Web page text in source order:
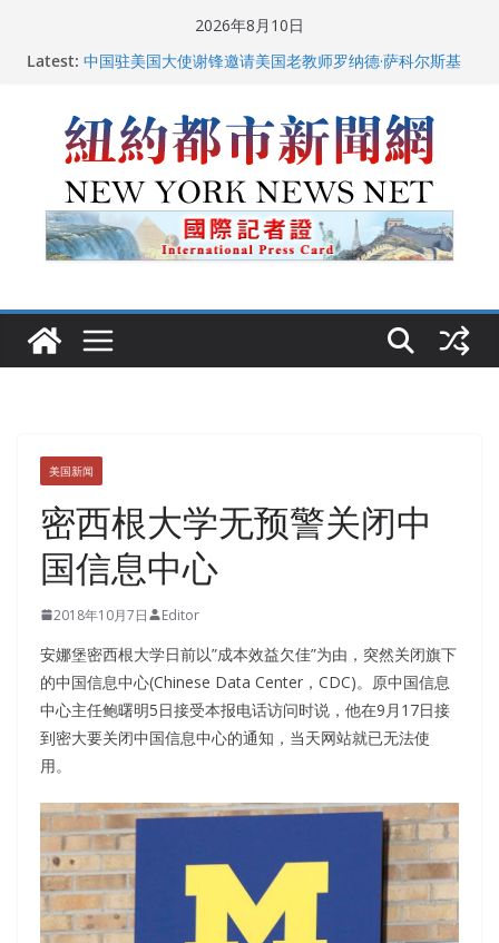
2026年8月10日
Latest: 中国驻美国大使谢锋邀请美国老教师罗纳德·萨科尔斯基
纽约启动“Fix the City”计划 重拳整治长期违规房东
美国最高法院维持“出生公民权” : 出生在美国就是美国
FBI联合纽约警方突袭多名警界高层住所 涉纽约警察局腐
败刑事调查
美国新闻
密西根大学无预警关闭中
国信息中心
2018年10月7日 Editor
安娜堡密西根大学日前以”成本效益欠佳”为由，突然关闭旗下
的中国信息中心(Chinese Data Center，CDC)。原中国信息
中心主任鲍曙明5日接受本报电话访问时说，他在9月17日接
到密大要关闭中国信息中心的通知，当天网站就已无法使
用。